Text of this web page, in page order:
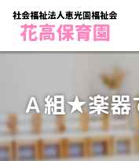
Ａ組★楽器